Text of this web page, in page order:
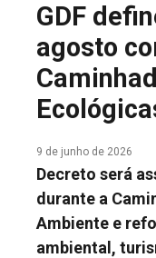
FALE CONOSCO
GDF
agosto
9 de junho de 2026
Decreto será
durante a
Ambiente e
ambiental,